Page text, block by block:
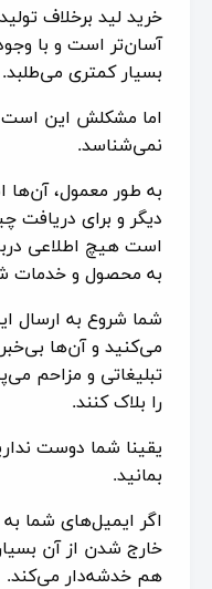
خرید لید برخلاف
آسان‌تر است و با
بسیار کمتری می‌طلبد.
اما مشکلش این است
نمی‌شناسد.
به طور معمول، آن‌ها
دیگر و برای دریافت
است هیچ اطلاعی
به محصول و خدمات
شما شروع به ارسال
می‌کنید و آن‌ها
تبلیغاتی و مزاحم
را بلاک کنند.
یقینا شما دوست
بمانید.
اگر ایمیل‌های شما
هم خدشه‌دار می‌کند.